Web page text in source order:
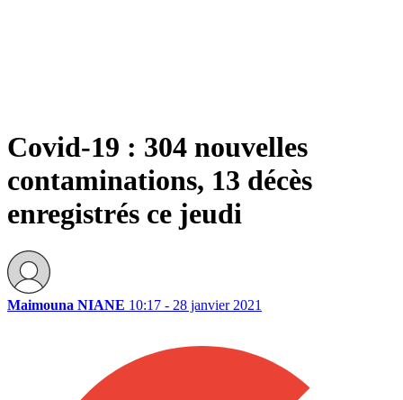
Covid-19 : 304 nouvelles
contaminations, 13 décès
enregistrés ce jeudi
Maimouna NIANE 10:17 - 28 janvier 2021